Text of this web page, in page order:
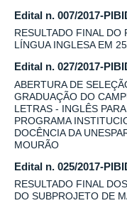
Edital n. 007/2017-
RESULTADO FINAL DO
LÍNGUA INGLESA EM
Edital n. 027/2017-
ABERTURA DE
GRADUAÇÃO DO
LETRAS - INGLÊS
PROGRAMA
DOCÊNCIA DA
MOURÃO
Edital n. 025/2017-
RESULTADO FINAL
DO SUBPROJETO DE